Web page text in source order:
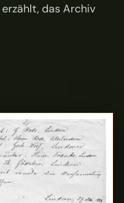
erzählt, das Archiv